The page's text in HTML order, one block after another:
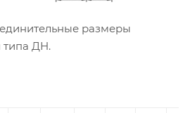
размеры
типа ДН.